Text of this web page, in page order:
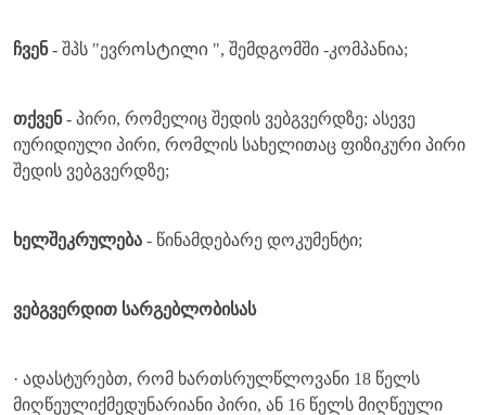
ჩვენ- შპს "ევროსტილი ", შემდგომში -კომპანია;
თქვენ- პირი, რომელიც შედის ვებგვერდზე; ასევე
იურიდიული პირი, რომლის სახელითაც ფიზიკური პირი
შედის ვებგვერდზე;
ხელშეკრულება - წინამდებარე დოკუმენტი;
ვებგვერდით სარგებლობისას
· ადასტურებთ, რომ ხართსრულწლოვანი 18 წელს
მიღწეულიქმედუნარიანი პირი, ან 16 წელს მიღწეული